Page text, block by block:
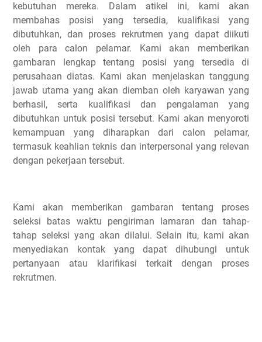
kebutuhan mereka. Dalam atikel ini, kami akan
membahas posisi yang tersedia, kualifikasi yang
dibutuhkan, dan proses rekrutmen yang dapat diikuti
oleh para calon pelamar. Kami akan memberikan
gambaran lengkap tentang posisi yang tersedia di
perusahaan diatas. Kami akan menjelaskan tanggung
jawab utama yang akan diemban oleh karyawan yang
berhasil, serta kualifikasi dan pengalaman yang
dibutuhkan untuk posisi tersebut. Kami akan menyoroti
kemampuan yang diharapkan dari calon pelamar,
termasuk keahlian teknis dan interpersonal yang relevan
dengan pekerjaan tersebut.
Kami akan memberikan gambaran tentang proses
seleksi batas waktu pengiriman lamaran dan tahap-
tahap seleksi yang akan dilalui. Selain itu, kami akan
menyediakan kontak yang dapat dihubungi untuk
pertanyaan atau klarifikasi terkait dengan proses
rekrutmen.